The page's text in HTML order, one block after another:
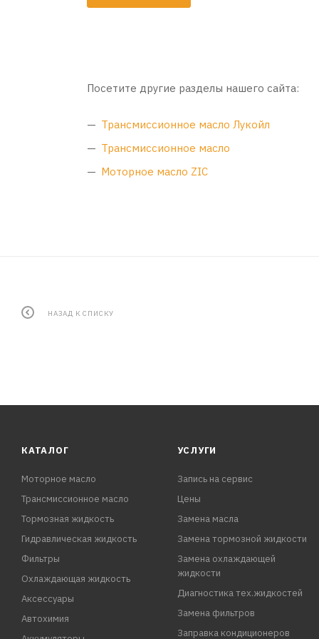
Посетите другие разделы нашего сайта:
Трансмиссионное масло Лукойл
Трансмиссионное масло
Моторное масло ZIC
НАЗАД К СПИСКУ
КАТАЛОГ
Моторное масло
Трансмиссионное масло
Тормозная жидкость
Гидравлическая жидкость
Фильтры
Охлаждающая жидкость
Аксессуары
Автохимия
УСЛУГИ
Запись на сервис
Цены
Замена масла
Замена тормозной жидкости
Замена охлаждающей
жидкости
Диагностика тех.жидкостей
Замена фильтров
Заправка кондиционеров